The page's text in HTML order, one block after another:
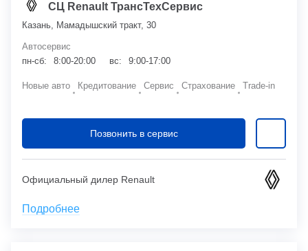
СЦ Renault ТрансТехСервис
Казань, Мамадышский тракт, 30
Автосервис
пн-сб:
8:00-20:00 вс: 9:00-17:00
Новые авто Кредитование Сервис Страхование Trade-in
Позвонить в сервис
Официальный дилер Renault
Подробнее